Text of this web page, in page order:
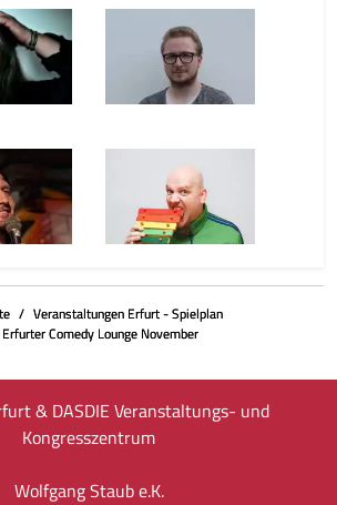
Jan Preuß
der Wolli
Veranstaltungen Erfurt - Spielplan
Erfurter Comedy Lounge November
& DASDIE Veranstaltungs- und
Kongresszentrum
Wolfgang Staub e.K.